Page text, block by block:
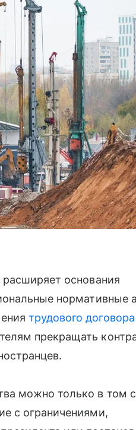
расширяет основания
нормативные
трудового договора
прекращать
можно только в том
с ограничениями,